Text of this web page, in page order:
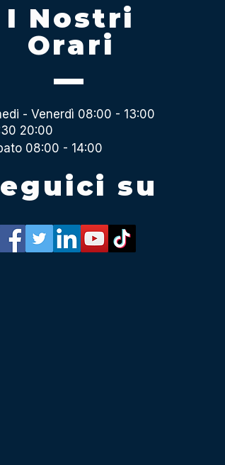
I Nostri
Orari
- Venerdì 08:00 - 13:00
20:00
08:00 - 14:00
su